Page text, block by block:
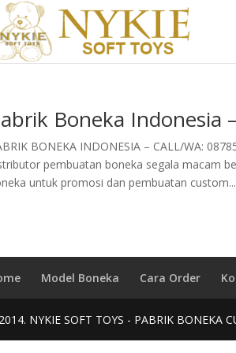
Boneka Indonesia
BONEKA INDONESIA – CALL/WA:
pembuatan boneka segala macam
untuk promosi dan pembuatan custom...
Model Boneka Cara Order
NYKIE SOFT TOYS - PABRIK BONEKA